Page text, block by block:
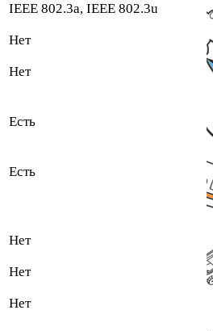
IEEE 802.3a, IEEE 802.3u
Нет
Нет
Есть
Есть
Нет
Нет
Нет